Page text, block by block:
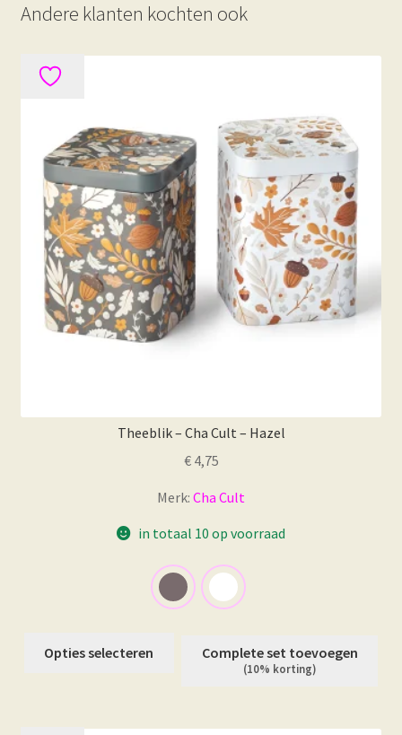
Andere klanten kochten ook
Theeblik – Cha Cult – Hazel
€4,75
Merk: Cha Cult
in totaal 10 op voorraad
Opties selecteren
product
variaties.
Complete set toevoegen
(10% korting)